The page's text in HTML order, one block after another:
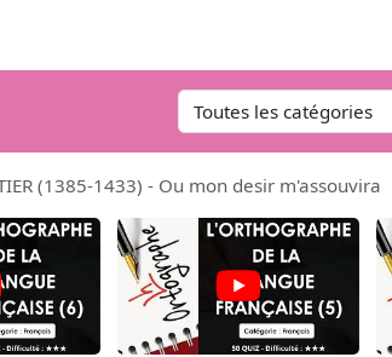
(1385-1433) - Ou mon desir m'assouvira